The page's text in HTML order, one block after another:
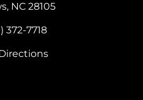
NC 28105
372-7718